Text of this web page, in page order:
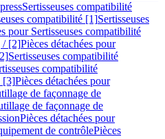
Sertisseuses compatibilité
compatibilité [1]Sertisseuses
pour Sertisseuses compatibilité
/ [2]Pièces détachées pour
Sertisseuses compatibilité
compatibilité
[3]Pièces détachées pour
de façonnage de
de façonnage de
Pièces détachées pour
de contrôlePièces